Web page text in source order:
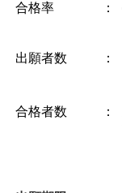
合格率 ：
出願者数 ：
合格者数 ：